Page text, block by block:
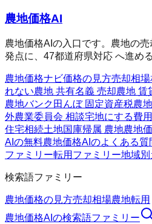
農地価格AI
農地価格AIの入口です。農地の
発点に、47都道府県対応 へ進め
農地価格ナビ価格の見方売却相場
れない農地 共有名義 売却農地 賃
農地バンク 田んぼ 固定資産税農
外農業委員会 相談宅地にする費用
住宅相続土地国庫帰属 農地農地
AIの無料農地価格AIのよくある質
ファミリー転用ファミリー地域別
検索語ファミリー
農地価格の見方売却相場農地転用
農地価格AI の検索語ファミリー